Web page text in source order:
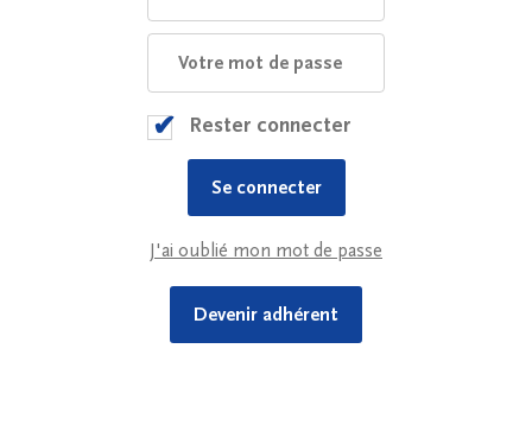
Rester connecter
J'ai oublié mon mot de passe
Devenir adhérent